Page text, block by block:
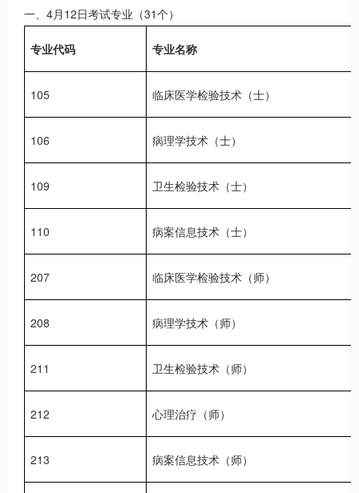
一、4月12日考试专业（31个）
专业代码 专业名称
105 临床医学检验技术（士）
106 病理学技术（士）
109 卫生检验技术（士）
110 病案信息技术（士）
207 临床医学检验技术（师）
208 病理学技术（师）
211 卫生检验技术（师）
212 心理治疗（师）
213 病案信息技术（师）